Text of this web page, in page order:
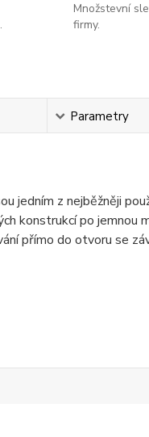
Množstevní
firmy.
Parametry
z nejběžněji
konstrukcí po jemnou
přímo do otvoru se